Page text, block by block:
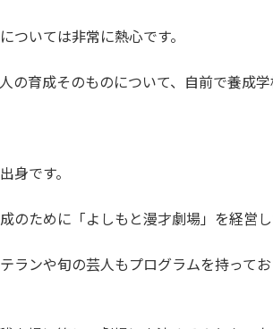
ついては非常に熱心です。
育成そのものについて、自前で養成
身です。
ために「よしもと漫才劇場」を経営し
ランや旬の芸人もプログラムを持って